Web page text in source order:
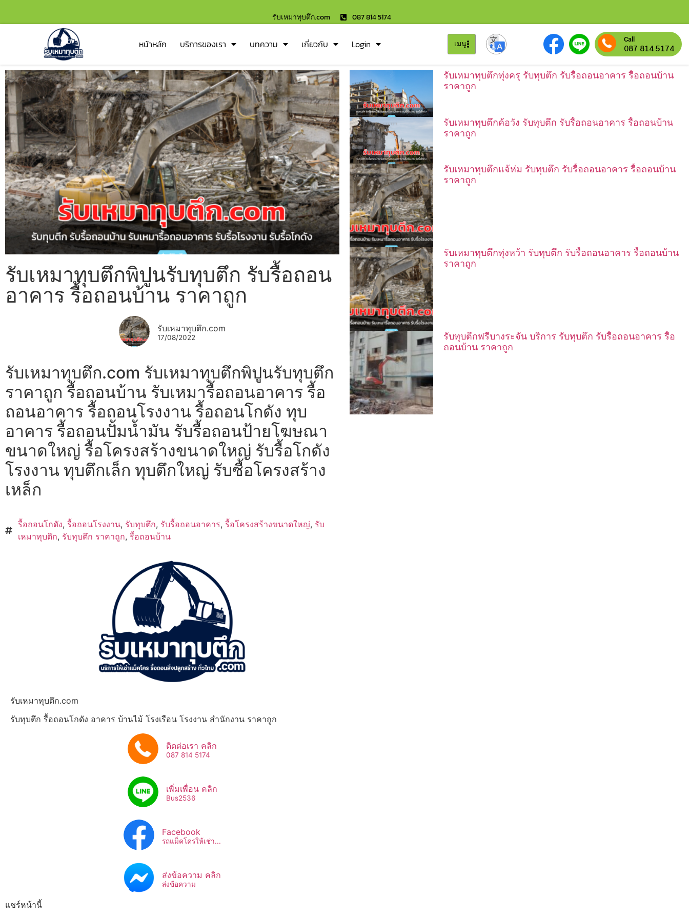
รับเหมาทุบตึก.com 087 814 5174
หน้าหลัก บริการของเรา บทความ เกี่ยวกับ Login เมนู Call
087 814 5174
รับเหมาทุบตึกพิปูนรับทุบตึก รับรื้อถอน
อาคาร รื้อถอนบ้าน ราคาถูก
รับเหมาทุบตึก.com
17/08/2022
รับเหมาทุบตึก.com รับเหมาทุบตึกพิปูนรับทุบตึก
ราคาถูก รื้อถอนบ้าน รับเหมารื้อถอนอาคาร รื้อ
ถอนอาคาร รื้อถอนโรงงาน รื้อถอนโกดัง ทุบ
อาคาร รื้อถอนปั้มน้ำมัน รับรื้อถอนป้ายโฆษณา
ขนาดใหญ่ รื้อโครงสร้างขนาดใหญ่ รับรื้อโกดัง
โรงงาน ทุบตึกเล็ก ทุบตึกใหญ่ รับซื้อโครงสร้าง
เหล็ก
รื้อถอนโกดัง, รื้อถอนโรงงาน, รับทุบตึก, รับรื้อถอนอาคาร, รื้อโครงสร้างขนาดใหญ่, รับ
เหมาทุบตึก, รับทุบตึก ราคาถูก, รื้อถอนบ้าน
รับเหมาทุบตึก.com
รับทุบตึก รื้อถอนโกดัง อาคาร บ้านไม้ โรงเรือน โรงงาน สำนักงาน ราคาถูก
ติดต่อเรา คลิก
087 814 5174
เพิ่มเพื่อน คลิก
Bus2536​
Facebook
รถแม็คโครให้เช่า...
ส่งข้อความ คลิก
ส่งข้อความ
แชร์หน้านี้
รับเหมาทุบตึกทุ่งครุ รับทุบตึก รับรื้อถอนอาคาร รื้อถอนบ้าน
ราคาถูก
รับเหมาทุบตึกค้อวัง รับทุบตึก รับรื้อถอนอาคาร รื้อถอนบ้าน
ราคาถูก
รับเหมาทุบตึกแจ้ห่ม รับทุบตึก รับรื้อถอนอาคาร รื้อถอนบ้าน
ราคาถูก
รับเหมาทุบตึกทุ่งหว้า รับทุบตึก รับรื้อถอนอาคาร รื้อถอนบ้าน
ราคาถูก
รับทุบตึกฟรีบางระจัน บริการ รับทุบตึก รับรื้อถอนอาคาร รื้อ
ถอนบ้าน ราคาถูก